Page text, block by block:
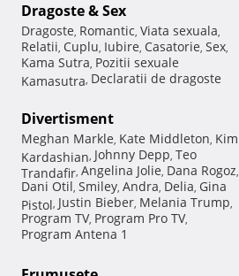
Dragoste & Sex
Dragoste, Romantic, Viata sexuala,
Relatii, Cuplu, Iubire, Casatorie, Sex,
Kama Sutra, Pozitii sexuale
Kamasutra, Declaratii de dragoste
Divertisment
Meghan Markle, Kate Middleton, Kim
Kardashian, Johnny Depp, Teo
Trandafir, Angelina Jolie, Dana Rogoz,
Dani Otil, Smiley, Andra, Delia, Gina
Pistol, Justin Bieber, Melania Trump,
Program TV, Program Pro TV,
Program Antena 1